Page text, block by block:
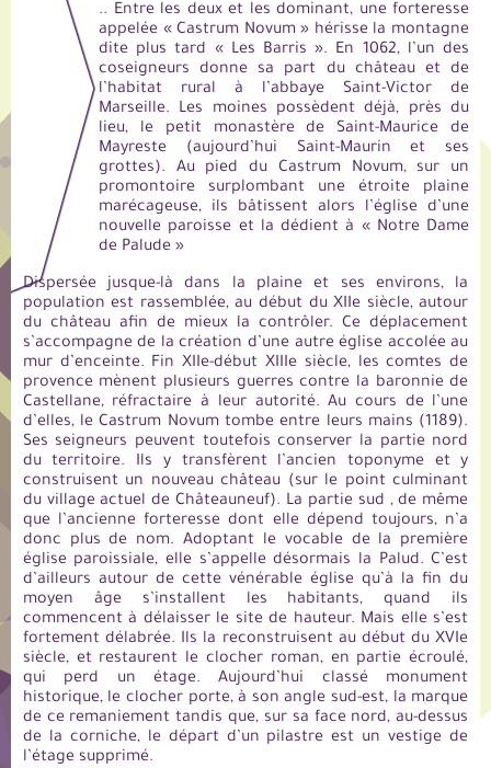
.. Entre les deux et les dominant, une forteresse
appelée « Castrum Novum » hérisse la montagne
dite plus tard « Les Barris ». En 1062, l’un des
coseigneurs donne sa part du château et de
l’habitat rural à l’abbaye Saint-Victor de
Marseille. Les moines possèdent déjà, près du
lieu, le petit monastère de Saint-Maurice de
Mayreste (aujourd’hui Saint-Maurin et ses
grottes). Au pied du Castrum Novum, sur un
promontoire surplombant une étroite plaine
marécageuse, ils bâtissent alors l’église d’une
nouvelle paroisse et la dédient à « Notre Dame
de Palude »
Dispersée jusque-là dans la plaine et ses environs, la
population est rassemblée, au début du XIIe siècle, autour
du château afin de mieux la contrôler. Ce déplacement
s’accompagne de la création d’une autre église accolée au
mur d’enceinte. Fin XIIe-début XIIIe siècle, les comtes de
provence mènent plusieurs guerres contre la baronnie de
Castellane, réfractaire à leur autorité. Au cours de l’une
d’elles, le Castrum Novum tombe entre leurs mains (1189).
Ses seigneurs peuvent toutefois conserver la partie nord
du territoire. Ils y transfèrent l’ancien toponyme et y
construisent un nouveau château (sur le point culminant
du village actuel de Châteauneuf). La partie sud , de même
que l’ancienne forteresse dont elle dépend toujours, n’a
donc plus de nom. Adoptant le vocable de la première
église paroissiale, elle s’appelle désormais la Palud. C’est
d’ailleurs autour de cette vénérable église qu’à la fin du
moyen âge s’installent les habitants, quand ils
commencent à délaisser le site de hauteur. Mais elle s’est
fortement délabrée. Ils la reconstruisent au début du XVIe
siècle, et restaurent le clocher roman, en partie écroulé,
qui perd un étage. Aujourd’hui classé monument
historique, le clocher porte, à son angle sud-est, la marque
de ce remaniement tandis que, sur sa face nord, au-dessus
de la corniche, le départ d’un pilastre est un vestige de
l’étage supprimé.